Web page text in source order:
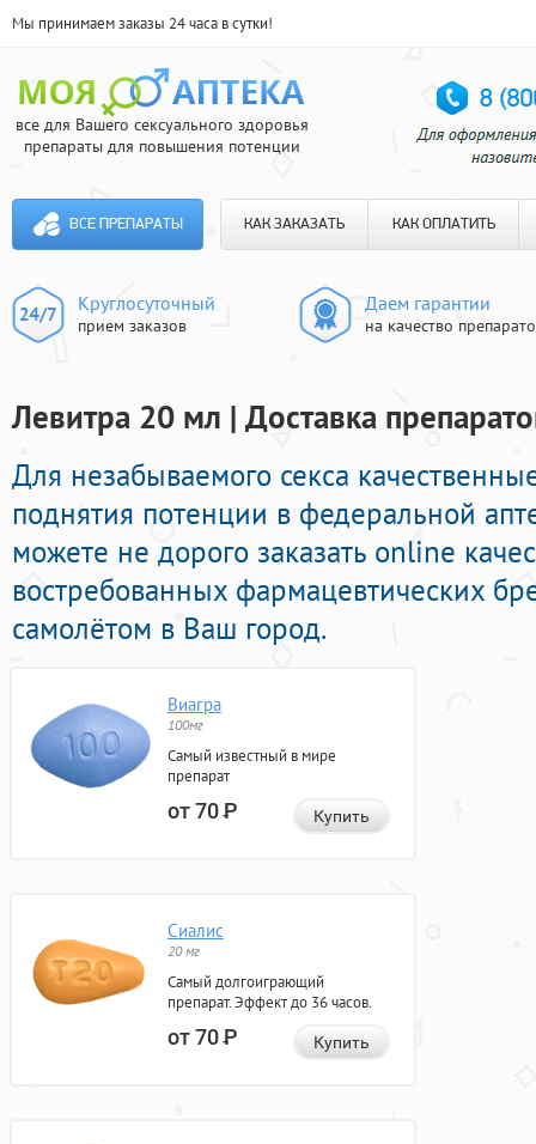
Мы принимаем заказы 24 часа в сутки!
все для Вашего сексуального здоровья
препараты для повышения потенции
ВСЕ ПРЕПАРАТЫ КАК ЗАКАЗАТЬ КАК ОПЛАТИТЬ
Круглосуточный
прием заказов
Даем гарантии
на качество
Левитра 20 мл | Доставка
Для незабываемого секса
поднятия потенции в федеральной
можете не дорого заказать online
востребованных фармацевтических
самолётом в Ваш город.
Виагра
100мг
Самый известный в мире
препарат
от 70Р Купить
Сиалис
20 мг
Самый долгоиграющий
препарат. Эффект до 36 часов.
от 70Р Купить